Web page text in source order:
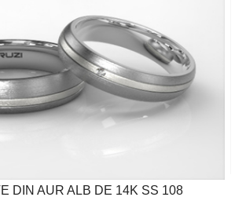
DIN AUR ALB DE 14K SS 108